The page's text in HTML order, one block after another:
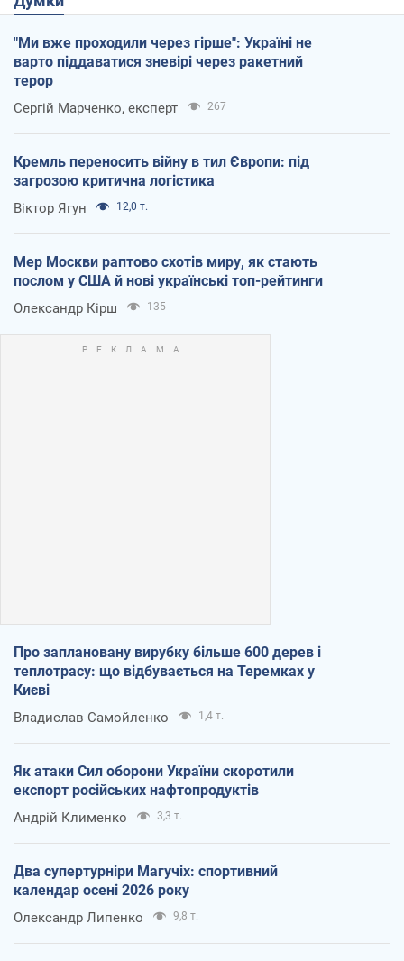
"Ми вже проходили через гірше": Україні не
варто піддаватися зневірі через ракетний
терор
Сергій Марченко, експерт 267
Кремль переносить війну в тил Європи: під
загрозою критична логістика
Віктор Ягун 12,0 т.
Мер Москви раптово схотів миру, як стають
послом у США й нові українські топ-рейтинги
Олександр Кірш 135
Про заплановану вирубку більше 600 дерев і
теплотрасу: що відбувається на Теремках у
Києві
Владислав Самойленко 1,4 т.
Як атаки Сил оборони України скоротили
експорт російських нафтопродуктів
Андрій Клименко 3,3 т.
Два супертурніри Магучіх: спортивний
календар осені 2026 року
Олександр Липенко 9,8 т.